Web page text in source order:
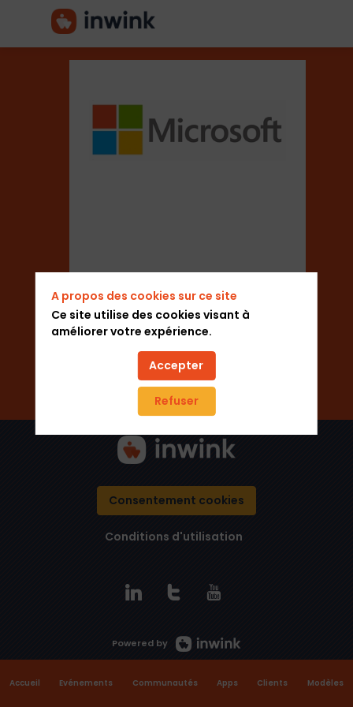
France
Editeur de logiciel
Ajouter aux favoris
Envoyer un message
Consentement cookies
Conditions d'utilisation
Powered by
Accueil Evénements Communautés Apps Clients Modèles
A propos des cookies sur ce site
Ce site utilise des cookies visant à
améliorer votre expérience.
Accepter
Refuser